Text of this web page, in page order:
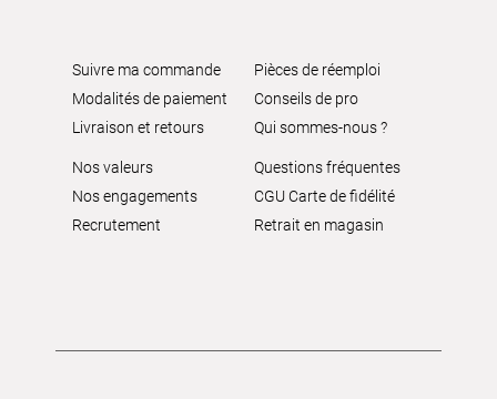
Suivre ma commande
Modalités de paiement
Livraison et retours
Pièces de réemploi
Conseils de pro
Qui sommes-nous ?
Nos valeurs
Nos engagements
Recrutement
Questions fréquentes
CGU Carte de fidélité
Retrait en magasin